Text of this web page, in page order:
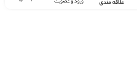
علاقه مندی